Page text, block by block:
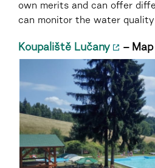
own merits and can offer
can monitor the water quality
Koupaliště Lučany – Map